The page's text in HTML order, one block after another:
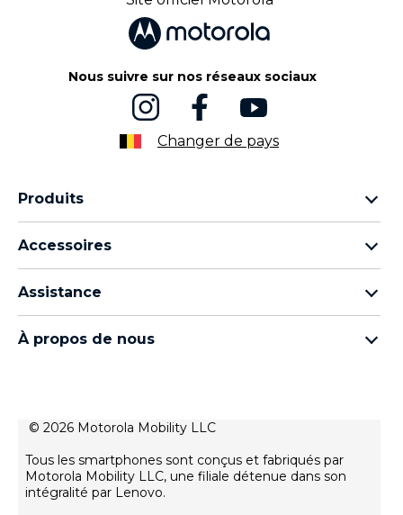
Nous suivre sur nos réseaux sociaux
Changer de pays
Produits
Famille Moto g
Thinkphone by motorola
Accessoires
moto tag
Assistance
Mes commandes
Suivre votre réparation
Rescue and Smart Assistant Tool
À propos de nous
Conditions de vente
Politique de confidentialité
Innovation
© 2026 Motorola Mobility LLC
Tous les smartphones sont conçus et fabriqués par
Motorola Mobility LLC, une filiale détenue dans son
intégralité par Lenovo.